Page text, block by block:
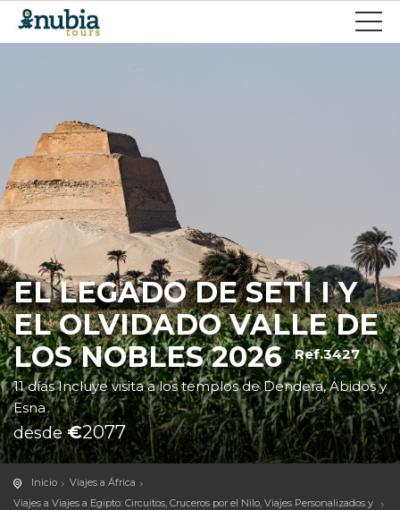
EL LEGADO DE SETI I Y
EL OLVIDADO VALLE DE
LOS NOBLES 2026 Ref.3427
11 días Incluye visita a los templos de Dendera, Abidos y
Esna
desde€2077
Inicio
Viajes a África
Viajes a Viajes a Egipto: Circuitos, Cruceros por el Nilo, Viajes Personalizados y